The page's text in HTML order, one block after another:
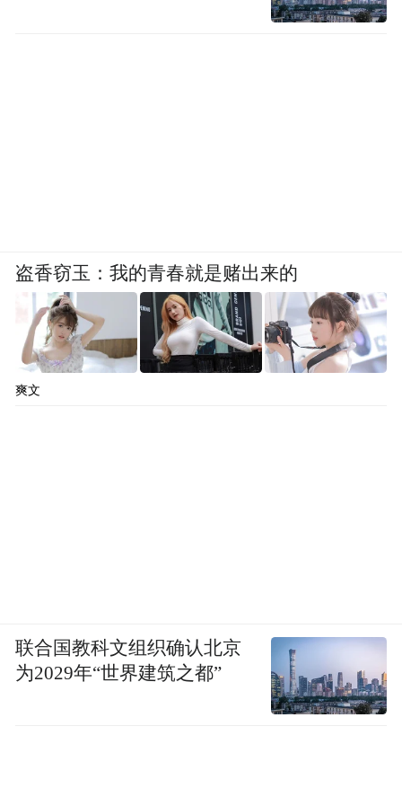
盗香窃玉：我的青春就是赌出来的
爽文
联合国教科文组织确认北京
为2029年“世界建筑之都”